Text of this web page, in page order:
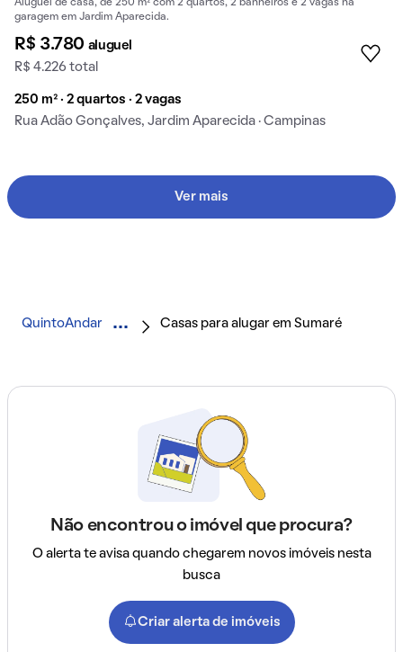
Aluguel de casa, de 250 m² com 2 quartos, 2 banheiros e 2 vagas na
garagem em Jardim Aparecida.
R$ 3.780 aluguel
R$ 4.226 total
250 m² · 2 quartos · 2 vagas
Rua Adão Gonçalves, Jardim Aparecida · Campinas
Ver mais
QuintoAndar Casas para alugar em Sumaré
Não encontrou o imóvel que procura?
O alerta te avisa quando chegarem novos imóveis nesta
busca
Criar alerta de imóveis